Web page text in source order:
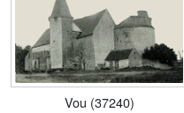
Vou (37240)